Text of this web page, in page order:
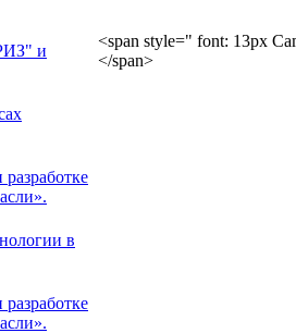
и
<span style=" font: 13px
</span>
в